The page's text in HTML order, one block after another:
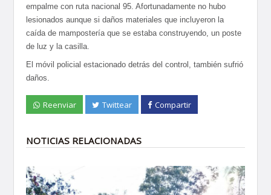
empalme con ruta nacional 95. Afortunadamente no hubo
lesionados aunque si daños materiales que incluyeron la
caída de mampostería que se estaba construyendo, un poste
de luz y la casilla.
El móvil policial estacionado detrás del control, también sufrió
daños.
Reenviar Twittear Compartir
NOTICIAS RELACIONADAS